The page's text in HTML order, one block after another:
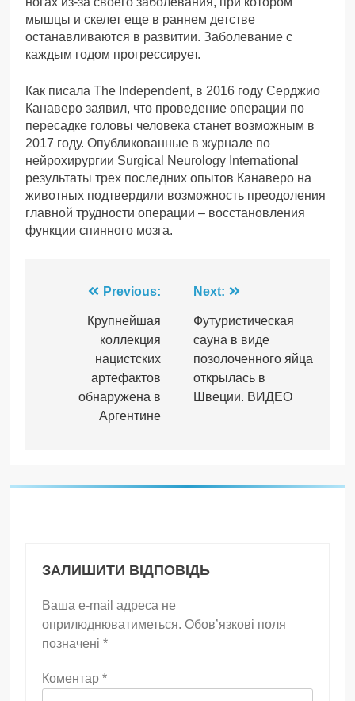
мышцы и скелет еще в раннем детстве
останавливаются в развитии. Заболевание с
каждым годом прогрессирует.
Как писала The Independent, в 2016 году Серджио
Канаверо заявил, что проведение операции по
пересадке головы человека станет возможным в
2017 году. Опубликованные в журнале по
нейрохирургии Surgical Neurology International
результаты трех последних опытов Канаверо на
животных подтвердили возможность преодоления
главной трудности операции – восстановления
функции спинного мозга.
Навігація
записів
Previous:
Крупнейшая
коллекция
нацистских
артефактов
обнаружена в
Аргентине
Next:
Футуристическая
сауна в виде
позолоченного яйца
открылась в
Швеции. ВИДЕО
ЗАЛИШИТИ ВІДПОВІДЬ
Ваша e-mail адреса не
оприлюднюватиметься. Обов’язкові поля
позначені *
Коментар *